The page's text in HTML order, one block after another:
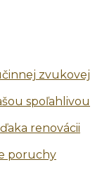
zvukovej
spoľahlivou
renovácii
poruchy